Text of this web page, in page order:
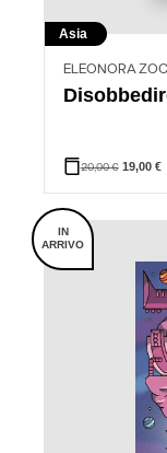
Asia
ELEONORA
20,00€ 19,00 €
IN
ARRIVO